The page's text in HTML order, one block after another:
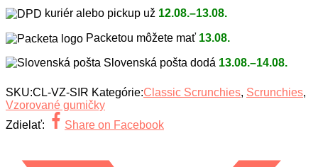
kuriér alebo pickup už 12.08.–13.08.
Packetou môžete mať 13.08.
Slovenská pošta dodá 13.08.–14.08.
SKU:CL-VZ-SIR Kategórie:Classic Scrunchies, Scrunchies,
Vzorované gumičky
Zdielať:
Share on Facebook